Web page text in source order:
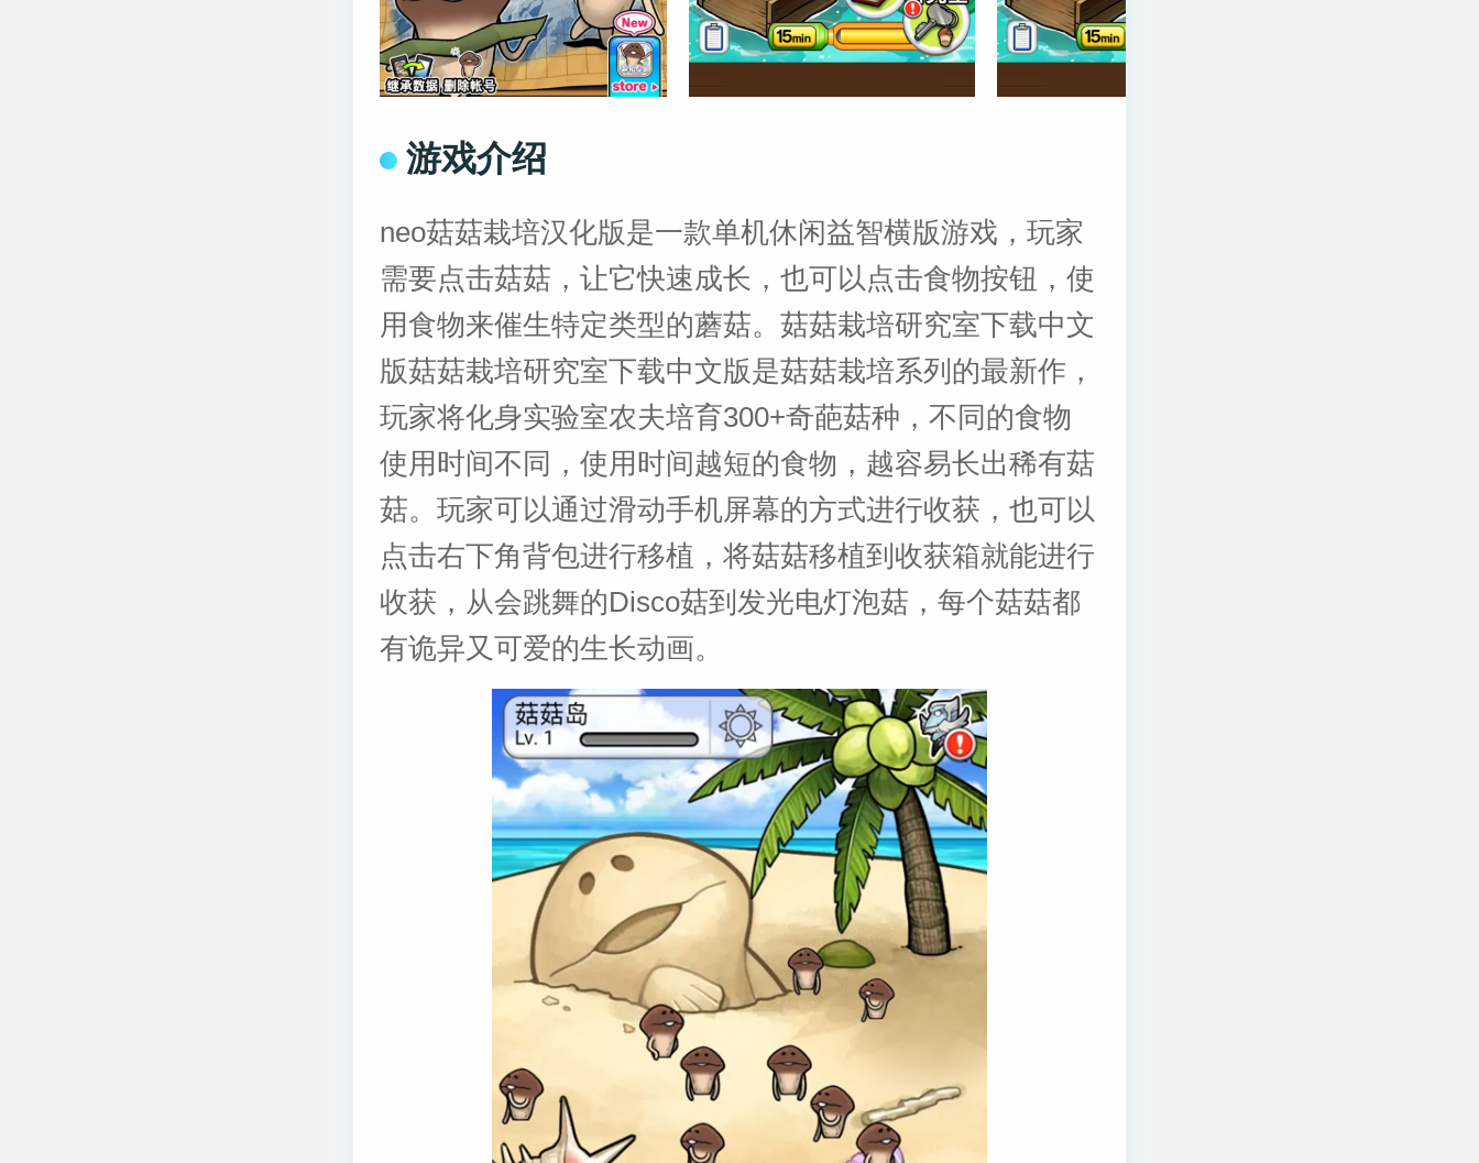
游戏介绍
neo菇菇栽培汉化版是一款单机休闲益智横版游戏，玩家
需要点击菇菇，让它快速成长，也可以点击食物按钮，使
用食物来催生特定类型的蘑菇。菇菇栽培研究室下载中文
版菇菇栽培研究室下载中文版是菇菇栽培系列的最新作，
玩家将化身实验室农夫培育300+奇葩菇种，不同的食物
使用时间不同，使用时间越短的食物，越容易长出稀有菇
菇。玩家可以通过滑动手机屏幕的方式进行收获，也可以
点击右下角背包进行移植，将菇菇移植到收获箱就能进行
收获，从会跳舞的Disco菇到发光电灯泡菇，每个菇菇都
有诡异又可爱的生长动画。